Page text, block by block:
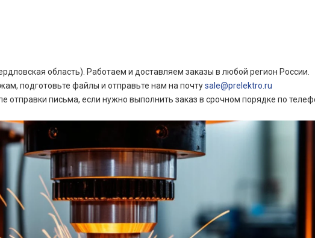
область). Работаем и доставляем заказы в любой регион России.
подготовьте файлы и отправьте нам на почтуsale@prelektro.ru
письма, если нужно выполнить заказ в срочном порядке по